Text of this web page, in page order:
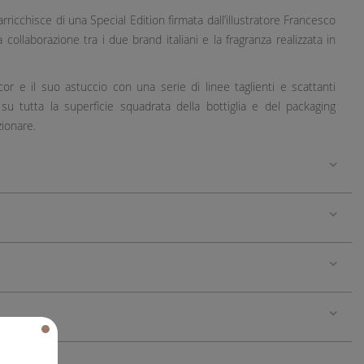
di una Special Edition firmata dall’illustratore Francesco
tra i due brand italiani e la fragranza realizzata in
e il suo astuccio con una serie di linee taglienti e scattanti
tutta la superficie squadrata della bottiglia e del packaging